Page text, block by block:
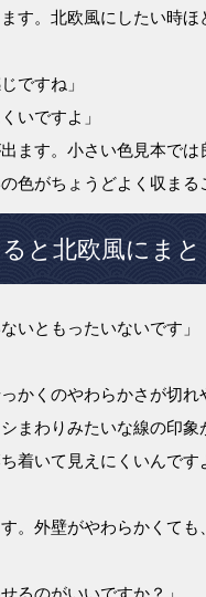
す。北欧風にしたい時
ですね」
いですよ」
ます。小さい色見本で
色がちょうどよく収まる
と北欧風にま
いともったいないです」
かくのやわらかさが切れ
まわりみたいな線の印
着いて見えにくいんです
。外壁がやわらかくて